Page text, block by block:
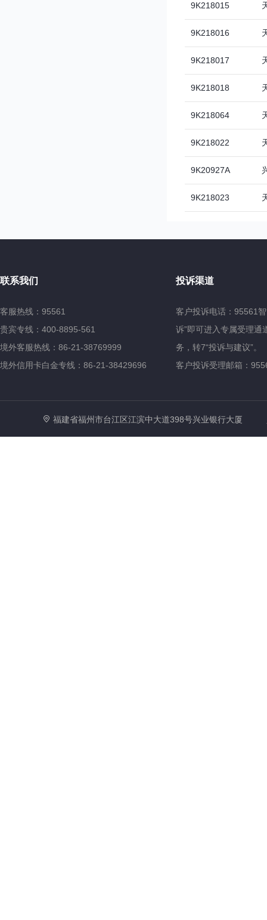
9K218015
9K218016
9K218017
9K218018
9K218064
9K218022
9K20927A
9K218023
联系我们
客服热线：95561
贵宾专线：400-8895-561
境外客服热线：86-21-38769999
境外信用卡白金专线：86-21-38429696
投诉渠道
客户投诉电话：95561
诉”即可进入专属受理通
务，转7“投诉与建议”。
客户投诉受理邮箱：
福建省福州市台江区江滨中大道398号兴业银行大厦